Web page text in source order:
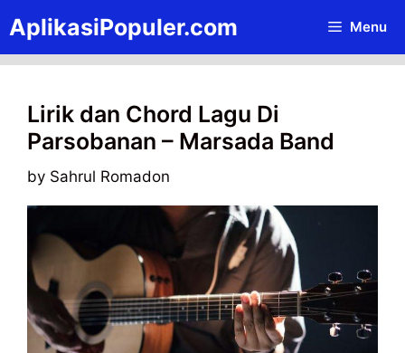
to
content
AplikasiPopuler.com Menu
Lirik dan Chord Lagu Di
Parsobanan – Marsada Band
by Sahrul Romadon